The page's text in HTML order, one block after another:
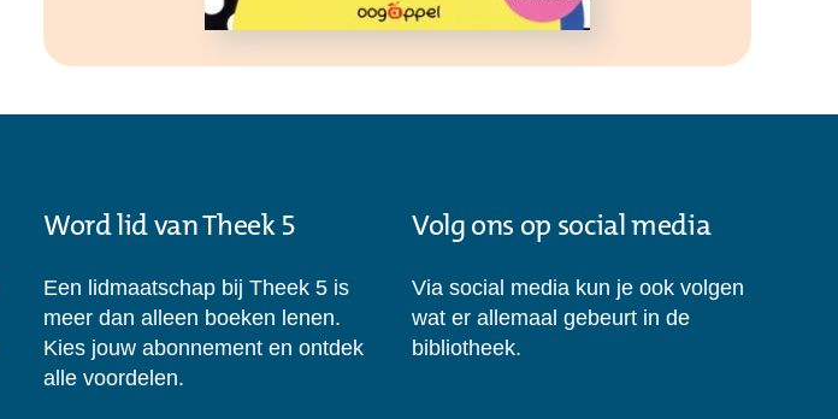
Word lid van Theek 5
Een lidmaatschap bij Theek 5 is
meer dan alleen boeken lenen.
Kies jouw abonnement en ontdek
alle voordelen.
Volg ons op social media
Via social media kun je ook volgen
wat er allemaal gebeurt in de
bibliotheek.